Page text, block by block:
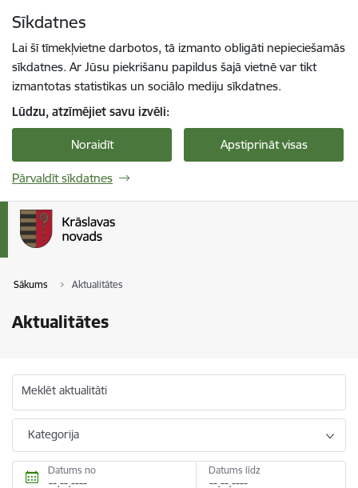
Sīkdatnes
Lai šī tīmekļvietne darbotos, tā izmanto obligāti nepieciešamās
sīkdatnes. Ar Jūsu piekrišanu papildus šajā vietnē var tikt
izmantotas statistikas un sociālo mediju sīkdatnes.
Lūdzu, atzīmējiet savu izvēli:
Noraidīt Apstiprināt visas
Pārvaldīt sīkdatnes
Sākums Aktualitātes
Aktualitātes
Meklēt aktualitāti
Kategorija
Datums no Datums līdz